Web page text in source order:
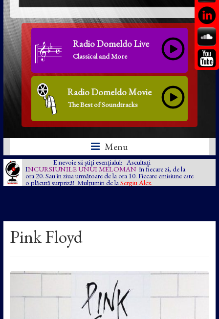
Radio Domeldo Live
Classical and More
Radio Domeldo Movie
The Best of Soundtracks
Menu
E nevoie să știți esențialul: Ascultați
INCURSIUNILE UNUI MELOMAN în fiecare zi, de la
ora 20. Sau în ziua următoare de la ora 10. Fiecare emisiune este
o plăcută surpriză! Mulțumiri de la Sergiu Alex.
Pink Floyd